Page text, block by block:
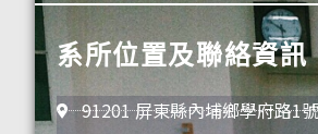
系所位置及聯絡資訊
91201 屏東縣內埔鄉學府路1